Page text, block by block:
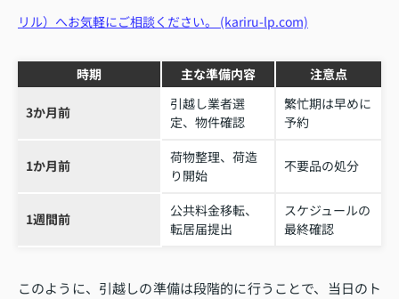
リル）へお気軽にご相談ください。 (kariru-lp.com)
時期 主な準備内容 注意点
3か月前
引越し業者選
定、物件確認
繁忙期は早めに
予約
1か月前
荷物整理、荷造
り開始
不要品の処分
1週間前
公共料金移転、
転居届提出
スケジュールの
最終確認
このように、引越しの準備は段階的に行うことで、当日のト